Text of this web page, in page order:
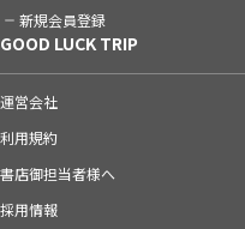
新規会員登録
GOOD LUCK TRIP
運営会社
利用規約
書店御担当者様へ
採用情報